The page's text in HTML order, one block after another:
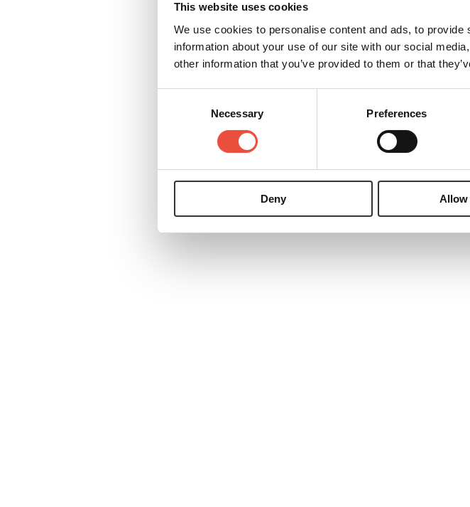
This website uses cookies
We use cookies to personalise content and ads, to
information about your use of our site with our social
other information that you’ve provided to them or that
Necessary Preferences
Deny Allow